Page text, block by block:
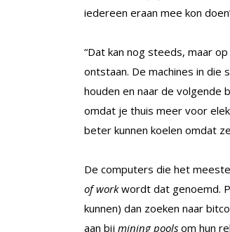
iedereen eraan mee kon
“Dat kan nog steeds, maar
ontstaan. De machines in die
houden en naar de volgende
omdat je thuis meer voor
beter kunnen koelen omdat
De computers die het
of workwordt dat genoemd.
kunnen) dan zoeken naar
aan bij mining pools om hun